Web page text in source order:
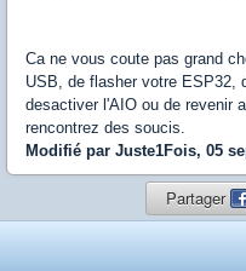
Ca ne vous coute pas grand
USB, de flasher votre ESP32,
desactiver l'AIO ou de revenir
rencontrez des soucis.
Modifié par Juste1Fois, 05
Partager